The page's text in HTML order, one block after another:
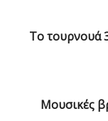
Το τουρνουά
Μουσικές